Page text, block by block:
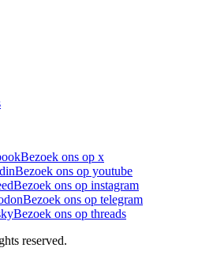
Bezoek ons op x
Bezoek ons op youtube
Bezoek ons op instagram
Bezoek ons op telegram
Bezoek ons op threads
reserved.